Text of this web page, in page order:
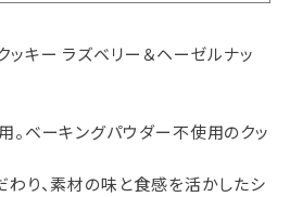
ッキー ラズベリー＆ヘーゼルナッ
。ベーキングパウダー不使用のクッ
わり、素材の味と食感を活かしたシ